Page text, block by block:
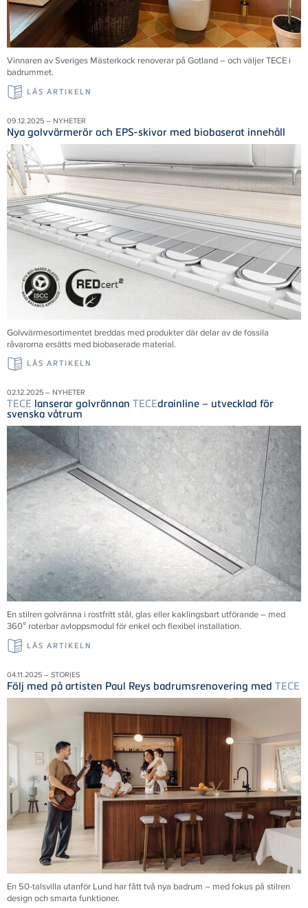
Vinnaren av Sveriges Mästerkock renoverar på Gotland – och väljer TECE i
badrummet.
LÄS ARTIKELN
09.12.2025 – NYHETER
Nya golvvärmerör och EPS-skivor med biobaserat innehåll
Golvvärmesortimentet breddas med produkter där delar av de fossila
råvarorna ersätts med biobaserade material.
LÄS ARTIKELN
02.12.2025 – NYHETER
TECE lanserar golvrännan TECEdrainline – utvecklad för
svenska våtrum
En stilren golvränna i rostfritt stål, glas eller kaklingsbart utförande – med
360° roterbar avloppsmodul för enkel och flexibel installation.
LÄS ARTIKELN
04.11.2025 – STORIES
Följ med på artisten Paul Reys badrumsrenovering med TECE
En 50-talsvilla utanför Lund har fått två nya badrum – med fokus på stilren
design och smarta funktioner.